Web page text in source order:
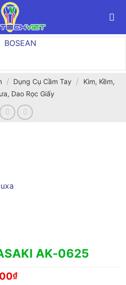
/ Dụng Cụ Cầm Tay /
Kìm, Kềm,
Dao Rọc Giấy
AK-0625
₫